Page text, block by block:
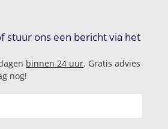
stuur ons een bericht via het
binnen 24 uur. Gratis advies
nog!